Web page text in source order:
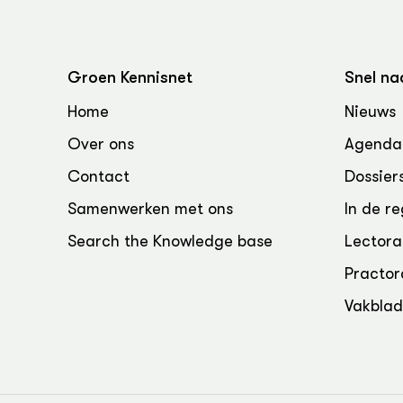
Groen Kennisnet
Home
Over ons
Contact
Samenwerken met ons
Search the Knowledge base
Snel
Nieuws
Agenda
In de